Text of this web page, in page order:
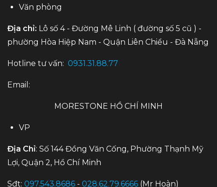
Văn phòng
Địa chỉ: Lô số 4 - Đường Mê Linh ( đường số 5 cũ ) -
phường Hòa Hiệp Nam - Quận Liên Chiểu - Đà Nẵng
Hotline tư vấn: 0931.31.88.77
Email:
MORESTONE HỒ CHÍ MINH
VP
Địa Chỉ: Số 144 Đồng Văn Cống, Phường Thạnh Mỹ
Lợi, Quận 2, Hồ Chí Minh
Sđt: 097.543.8686 - 028.62.79.6666 (Mr Hoàn)